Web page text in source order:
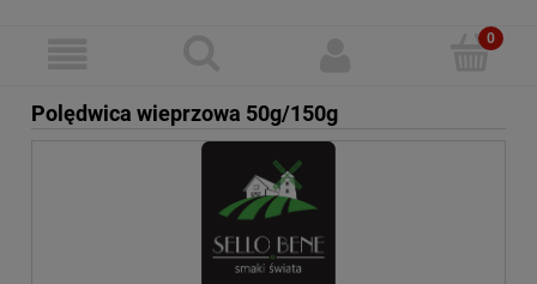
Polędwica wieprzowa 50g/150g